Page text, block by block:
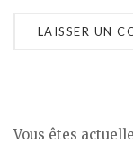
Vous êtes